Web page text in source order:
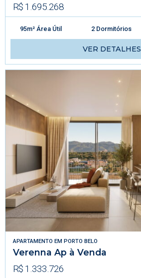
R$ 1.695.268
95m² Área Útil 2 Dormitórios
VER DETALHES
APARTAMENTO EM PORTO BELO
Verenna Ap à Venda
R$ 1.333.726